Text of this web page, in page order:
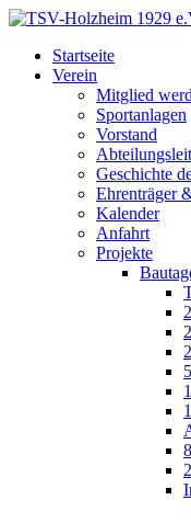
Startseite
Verein
Mitglied
Sportanlagen
Vorstand
Geschichte
Ehrenträger
Kalender
Anfahrt
Projekte